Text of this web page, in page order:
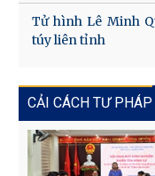
Tử hình Lê Minh
túy liên tỉnh
CẢI CÁCH TƯ PHÁP